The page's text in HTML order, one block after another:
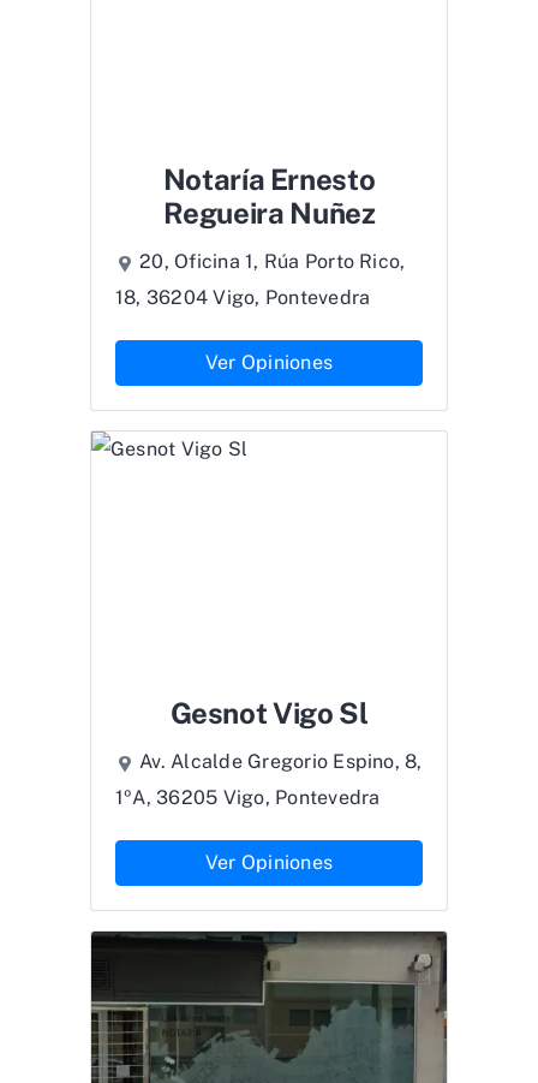
Notaría Ernesto
Regueira Nuñez
20, Oficina 1, Rúa Porto Rico,
18, 36204 Vigo, Pontevedra
Ver Opiniones
Gesnot Vigo Sl
Av. Alcalde Gregorio Espino, 8,
1ºA, 36205 Vigo, Pontevedra
Ver Opiniones